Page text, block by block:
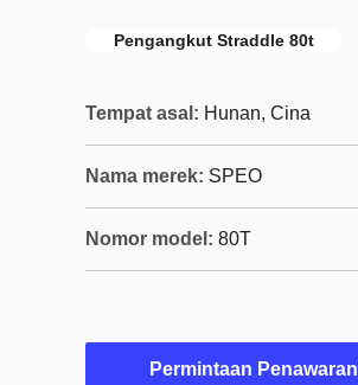
Pengangkut Straddle 80t
Tempat asal: Hunan, Cina
Nama merek: SPEO
Nomor model: 80T
Permintaan Penawaran